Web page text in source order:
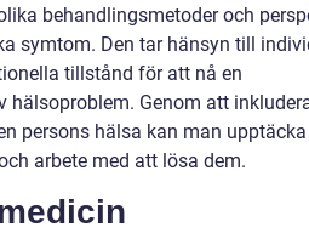
behandlingsmetoder och
symtom. Den tar hänsyn till
tillstånd för att nå en
hälsoproblem. Genom att
persons hälsa kan man upptäcka
arbete med att lösa dem.